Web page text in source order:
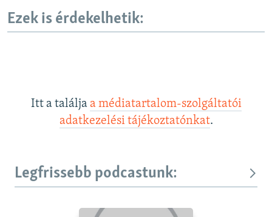
Ezek is érdekelhetik:
Itt a találja a médiatartalom-szolgáltatói
adatkezelési tájékoztatónkat.
Legfrissebb podcastunk: